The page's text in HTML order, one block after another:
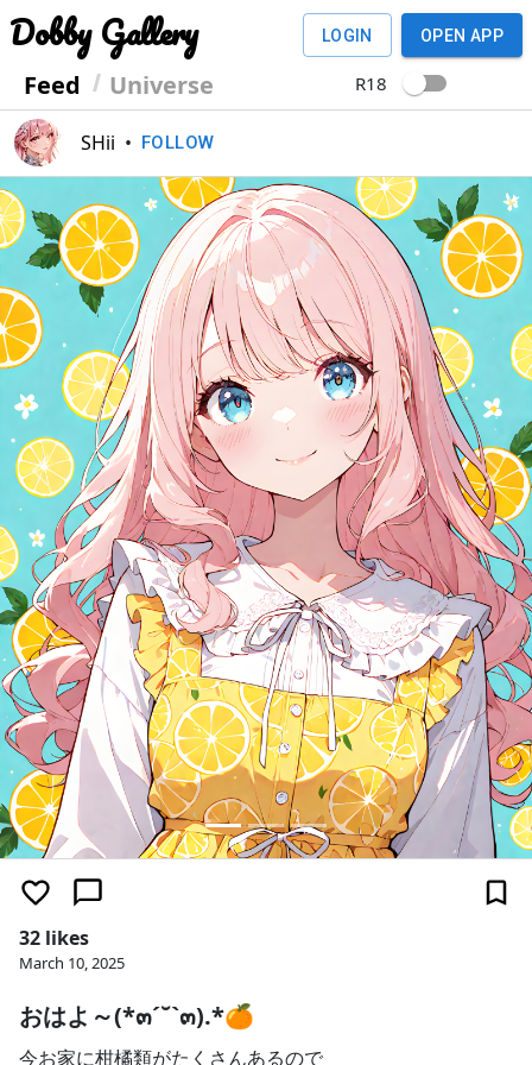
Dobby Gallery
Feed Universe
LOGIN OPEN APP
R18
SHii • FOLLOW
Previous Next
32 likes
March 10, 2025
おはよ～(*๓´˘`๓).*🍊
今お家に柑橘類がたくさんあるので